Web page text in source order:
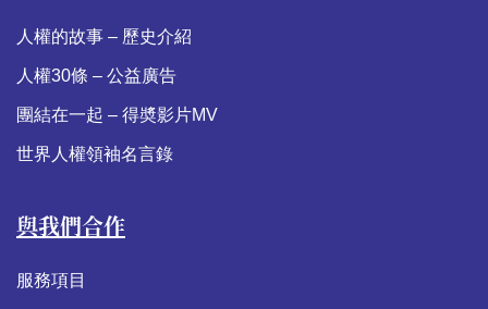
人權的故事 – 歷史介紹
人權30條 – 公益廣告
團結在一起 – 得奬影片MV
世界人權領袖名言錄
與我們合作
服務項目